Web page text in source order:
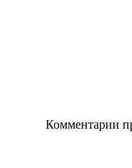
Комментарии